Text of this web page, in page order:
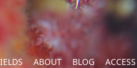
ABOUT BLOG ACCESS